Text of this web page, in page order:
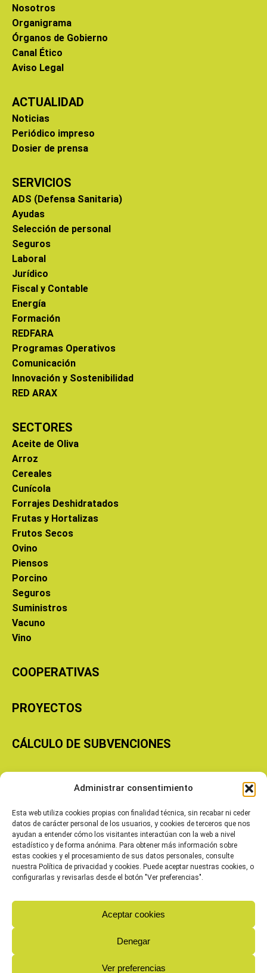
Administrar consentimiento
Esta web utiliza cookies propias con finalidad técnica, sin recabar ni ceder
datos de carácter personal de los usuarios, y cookies de terceros que nos
ayudan a entender cómo los visitantes interactúan con la web a nivel
estadístico y de forma anónima. Para obtener más información sobre
estas cookies y el procesamiento de sus datos personales, consulte
nuestra Política de privacidad y cookies. Puede aceptar nuestras cookies, o
configurarlas y revisarlas desde el botón "Ver preferencias".
Aceptar cookies
Denegar
Ver preferencias
Nosotros
Organigrama
Órganos de Gobierno
Canal Ético
Aviso Legal
ACTUALIDAD
Noticias
Periódico impreso
Dosier de prensa
SERVICIOS
ADS (Defensa Sanitaria)
Ayudas
Selección de personal
Seguros
Laboral
Jurídico
Fiscal y Contable
Energía
Formación
REDFARA
Programas Operativos
Comunicación
Innovación y Sostenibilidad
RED ARAX
SECTORES
Aceite de Oliva
Arroz
Cereales
Cunícola
Forrajes Deshidratados
Frutas y Hortalizas
Frutos Secos
Ovino
Piensos
Porcino
Seguros
Suministros
Vacuno
Vino
COOPERATIVAS
PROYECTOS
CÁLCULO DE SUBVENCIONES